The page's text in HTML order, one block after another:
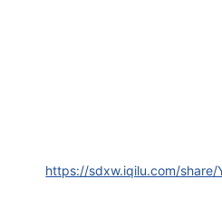
https://sdxw.iqilu.com/share/